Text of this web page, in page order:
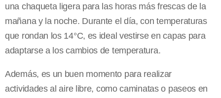
una chaqueta ligera para las horas más frescas de la
mañana y la noche. Durante el día, con temperaturas
que rondan los 14°C, es ideal vestirse en capas para
adaptarse a los cambios de temperatura.
Además, es un buen momento para realizar
actividades al aire libre, como caminatas o paseos en